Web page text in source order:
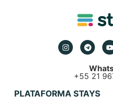
+55 21
PLATAFORMA STAYS